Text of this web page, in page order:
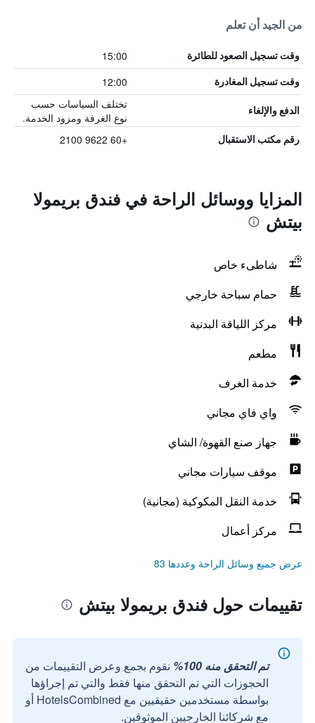
من الجيد أن تعلم
وقت تسجيل الصعود للطائرة 15:00
وقت تسجيل المغادرة 12:00
الدفع والإلغاء
تختلف السياسات حسب
نوع الغرفة ومزود الخدمة.
رقم مكتب الاستقبال +60 9622 2100
المزايا ووسائل الراحة في فندق بريمولا
بيتش
شاطىء خاص
حمام سباحة خارجي
مركز اللياقة البدنية
مطعم
خدمة الغرف
واي فاي مجاني
جهاز صنع القهوة/ الشاي
موقف سيارات مجاني
خدمة النقل المكوكية (مجانية)
مركز أعمال
عرض جميع وسائل الراحة وعددها 83
تقييمات حول فندق بريمولا بيتش
تم التحقق منه 100%
نقوم بجمع وعرض التقييمات من
الحجوزات التي تم التحقق منها فقط والتي تم إجراؤها
بواسطة مستخدمين حقيقيين مع HotelsCombined أو
مع شركائنا الخارجيين الموثوقين.